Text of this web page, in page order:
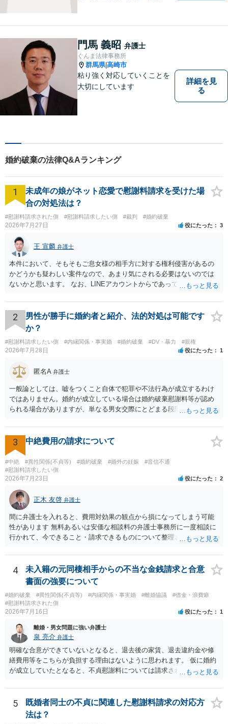
お気持ちに寄り添い、納得の
いく解決を目指します。まず
はお気軽にご相談を！【駐車
場完備】
門馬 義昭 弁護士
ぐんま法律事務所
群馬県|高崎市
粘り強く対応していくことを
大切にしています
詳細を見
る
婚約破棄の法律Q&Aランキング
1
未成年の娘がネット恋愛で慰謝料請求を受けた場
合の対処法は？
#慰謝料請求された側 #慰謝料請求したい側 #裁判 #婚約破棄
2026年7月27日 役にたった 3
王 宣麟 弁護士
本件において、そもそもご息女様の相手方に対する権利侵害があるの
かどうかも疑わしい案件なので、あまり気にされる必要はないのでは
ないかと思います。 なお、LINEアカウントからであっても、そこに紐
るパターンはありえるものの、本件のような精神的損害が発生したと
明確にいえないような案件において開示がなされる可能性も低いので
はないかと推察します。
2
男性が勝手に婚約者と紹介、法的対処は可能です
か？
#慰謝料請求したい側 #内縁関係・事実婚 #婚約破棄 #DV・暴力 #親権
2026年7月28日 役にたった 1
匿名A 弁護士
一般論としては、嘘をつくこと自体で犯罪や不法行為が成立するわけ
ではありません。婚約が成立している場合は婚約破棄慰謝料等が認め
られる場合がありますが、単なる男女交際にとどまる段階の場合、独
慰謝料は生じないことが多いと思われます。 お怒りはごもっともです
が、仮に交際を進めたとしても後に相手を信頼できなくなる可能性が
高かったということですので、むしろ結婚しなくてよかったと割り切
って、交際を終わらせるのがよいと思います。
3 中絶費用の請求について
#中絶 #異性関係(不貞等) #婚約破棄 #婚外の妊娠
#音信不通
#慰謝料請求したい側
2026年7月23日 役にたった 2
正木 友啓 弁護士
間に弁護士を入れると、費用対効果の観点から損になってしまう可能
性があります 無料あるいは安価な相談料の弁護士事務所に一度相談に
行かれて、今できること・請求できるものについて整理されるのがよ
4
未入籍の元同棲相手からの不当な金銭請求と合意
書面の強要について
#婚約破棄 #異性関係(不貞等) #内縁関係・事実婚 #離婚協議
#借金・浪費癖
#慰謝料請求された側
2026年7月16日 役にたった 1
離婚・男女問題に強い弁護士
泉 亮介 弁護士
明確な合意ができていないとなると、退去後の家賃、退去違約金や修
繕費用等をこちらが負担する理由はないように思われます。 仮に婚約
が成立していたとなると、不貞慰謝料については請求される可能性が
れば早めに弁護士に相談し、弁護士から回答をさせると良いでしょ
う。
5
既婚者同士の不貞に関連した慰謝料請求の対応方
法は？